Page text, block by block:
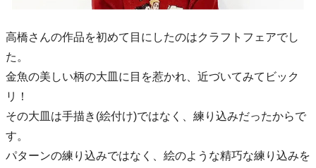
高橋さんの作品を初めて目にしたのはクラフトフェアでし
た。
金魚の美しい柄の大皿に目を惹かれ、近づいてみてビック
リ！
その大皿は手描き(絵付け)ではなく、練り込みだったからで
す。
パターンの練り込みではなく、絵のような精巧な練り込みを